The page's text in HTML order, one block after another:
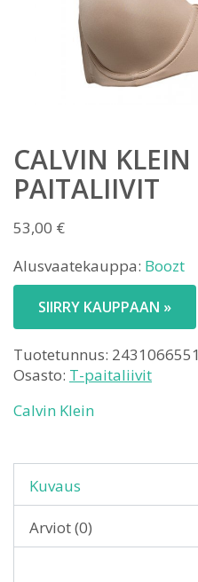
CALVIN
PAITALIIVIT
53,00 €
Alusvaatekauppa: Boozt
SIIRRY KAUPPAAN »
Tuotetunnus: 2431066551
Osasto: T-paitaliivit
Calvin Klein
Kuvaus
Arviot (0)